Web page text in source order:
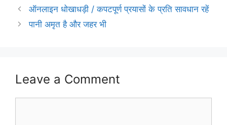
ऑनलाइन धोखाधड़ी / कपटपूर्ण प्रयासों के प्रति सावधान रहें
पानी अमृत है और जहर भी
Leave a Comment